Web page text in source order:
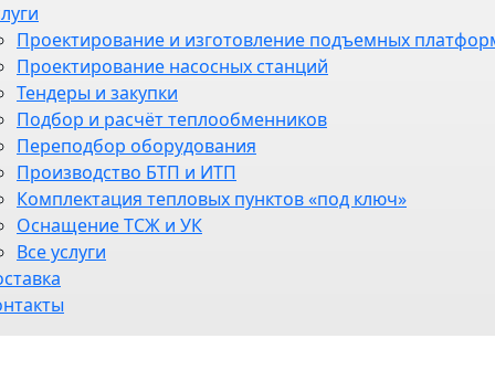
Проектирование и изготовление подъемных
Проектирование насосных станций
Тендеры и закупки
Подбор и расчёт теплообменников
Переподбор оборудования
Производство БТП и ИТП
Комплектация тепловых пунктов «под ключ»
Оснащение ТСЖ и УК
Все услуги